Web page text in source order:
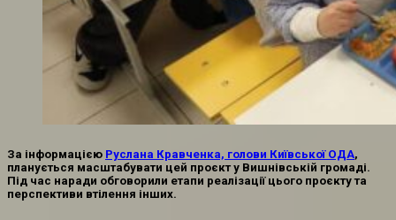
За інформацією Руслана Кравченка, голови Київської ОДА,
планується масштабувати цей проєкт у Вишнівській громаді.
Під час наради обговорили етапи реалізації цього проєкту та
перспективи втілення інших.